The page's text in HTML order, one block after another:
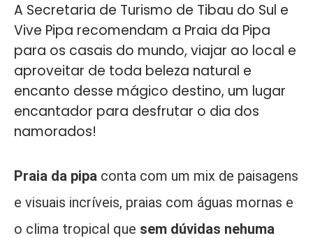
A Secretaria de Turismo de Tibau do Sul e
Vive Pipa recomendam a Praia da Pipa
para os casais do mundo, viajar ao local e
aproveitar de toda beleza natural e
encanto desse mágico destino, um lugar
encantador para desfrutar o dia dos
namorados!
Praia da pipa conta com um mix de paisagens
e visuais incríveis, praias com águas mornas e
o clima tropical que sem dúvidas nehuma